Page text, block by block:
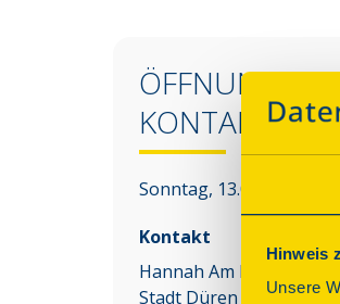
Hinweis
Unsere
KONTAKT
Sonntag, 13.09.2026
Kontakt
Hannah Am Ende
Stadt Düren